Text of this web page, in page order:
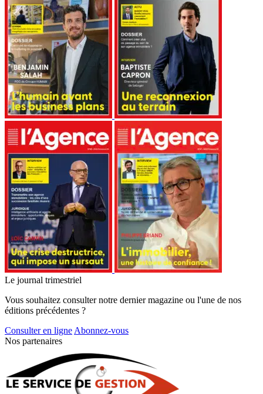
Le journal trimestriel
Vous souhaitez consulter notre dernier magazine ou l'une de nos
éditions précédentes ?
Consulter en ligne Abonnez-vous
Nos partenaires